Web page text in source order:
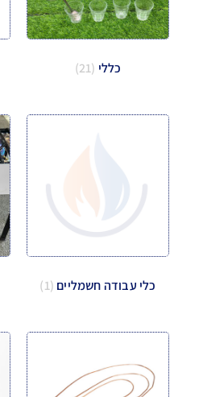
כללי (21)
כלי עבודה חשמליים (1)